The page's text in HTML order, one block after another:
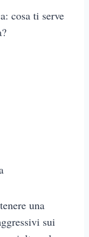
cosa ti serve
una
sui